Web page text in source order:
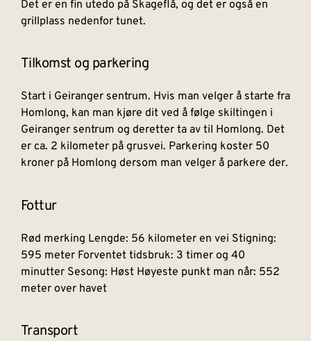
Det er en fin utedo på Skageflå, og det er også en
grillplass nedenfor tunet.
Tilkomst og parkering
Start i Geiranger sentrum. Hvis man velger å starte fra
Homlong, kan man kjøre dit ved å følge skiltingen i
Geiranger sentrum og deretter ta av til Homlong. Det
er ca. 2 kilometer på grusvei. Parkering koster 50
kroner på Homlong dersom man velger å parkere der.
Fottur
Rød merking Lengde: 56 kilometer en vei Stigning:
595 meter Forventet tidsbruk: 3 timer og 40
minutter Sesong: Høst Høyeste punkt man når: 552
meter over havet
Transport